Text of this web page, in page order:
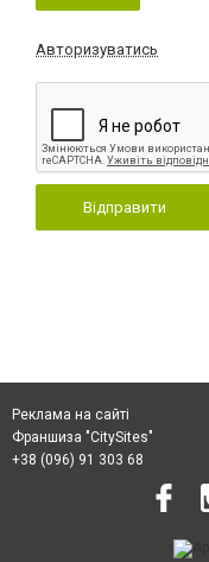
Авторизуватись
Відправити
Реклама на сайті
Франшиза "CitySites"
+38 (096) 91 303 68